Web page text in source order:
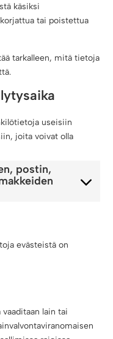
käsiksi
tai poistettua
tarkalleen, mitä tietoja
useisiin
joita voivat olla
postin,
evästeistä on
lain tai